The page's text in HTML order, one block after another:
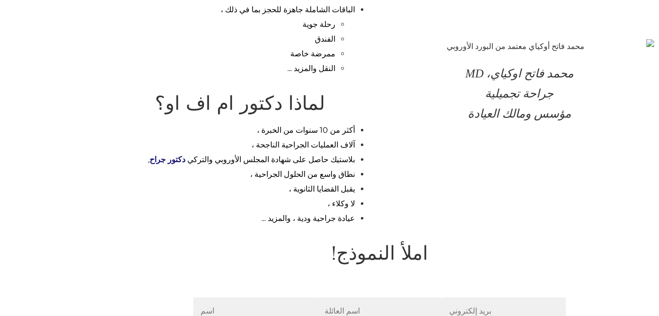
محمد فاتح اوكياي، MD
جراحة تجميلية
مؤسس ومالك العيادة
الباقات الشاملة جاهزة للحجز بما في ذلك ،
رحلة جوية
الفندق
ممرضة خاصة
النقل والمزيد ...
لماذا دكتور ام اف او؟
أكثر من 10 سنوات من الخبرة ،
آلاف العمليات الجراحية الناجحة ،
بلاستيك حاصل على شهادة المجلس الأوروبي والتركي دكتور جراح,
نطاق واسع من الحلول الجراحية ،
يقبل القضايا الثانوية ،
لا وكلاء ،
عيادة جراحية ودية ، والمزيد ...
املأ النموذج!